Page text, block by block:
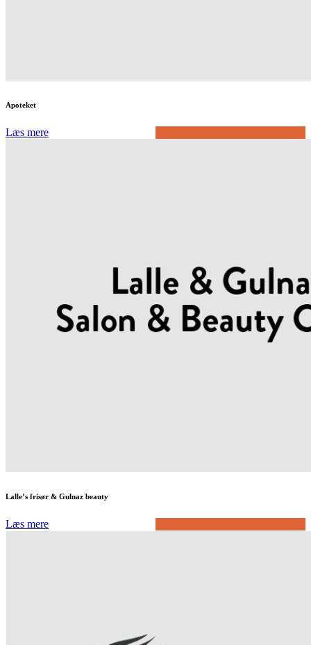
Apoteket
Læs mere
Lalle’s frisør & Gulnaz beauty
Læs mere